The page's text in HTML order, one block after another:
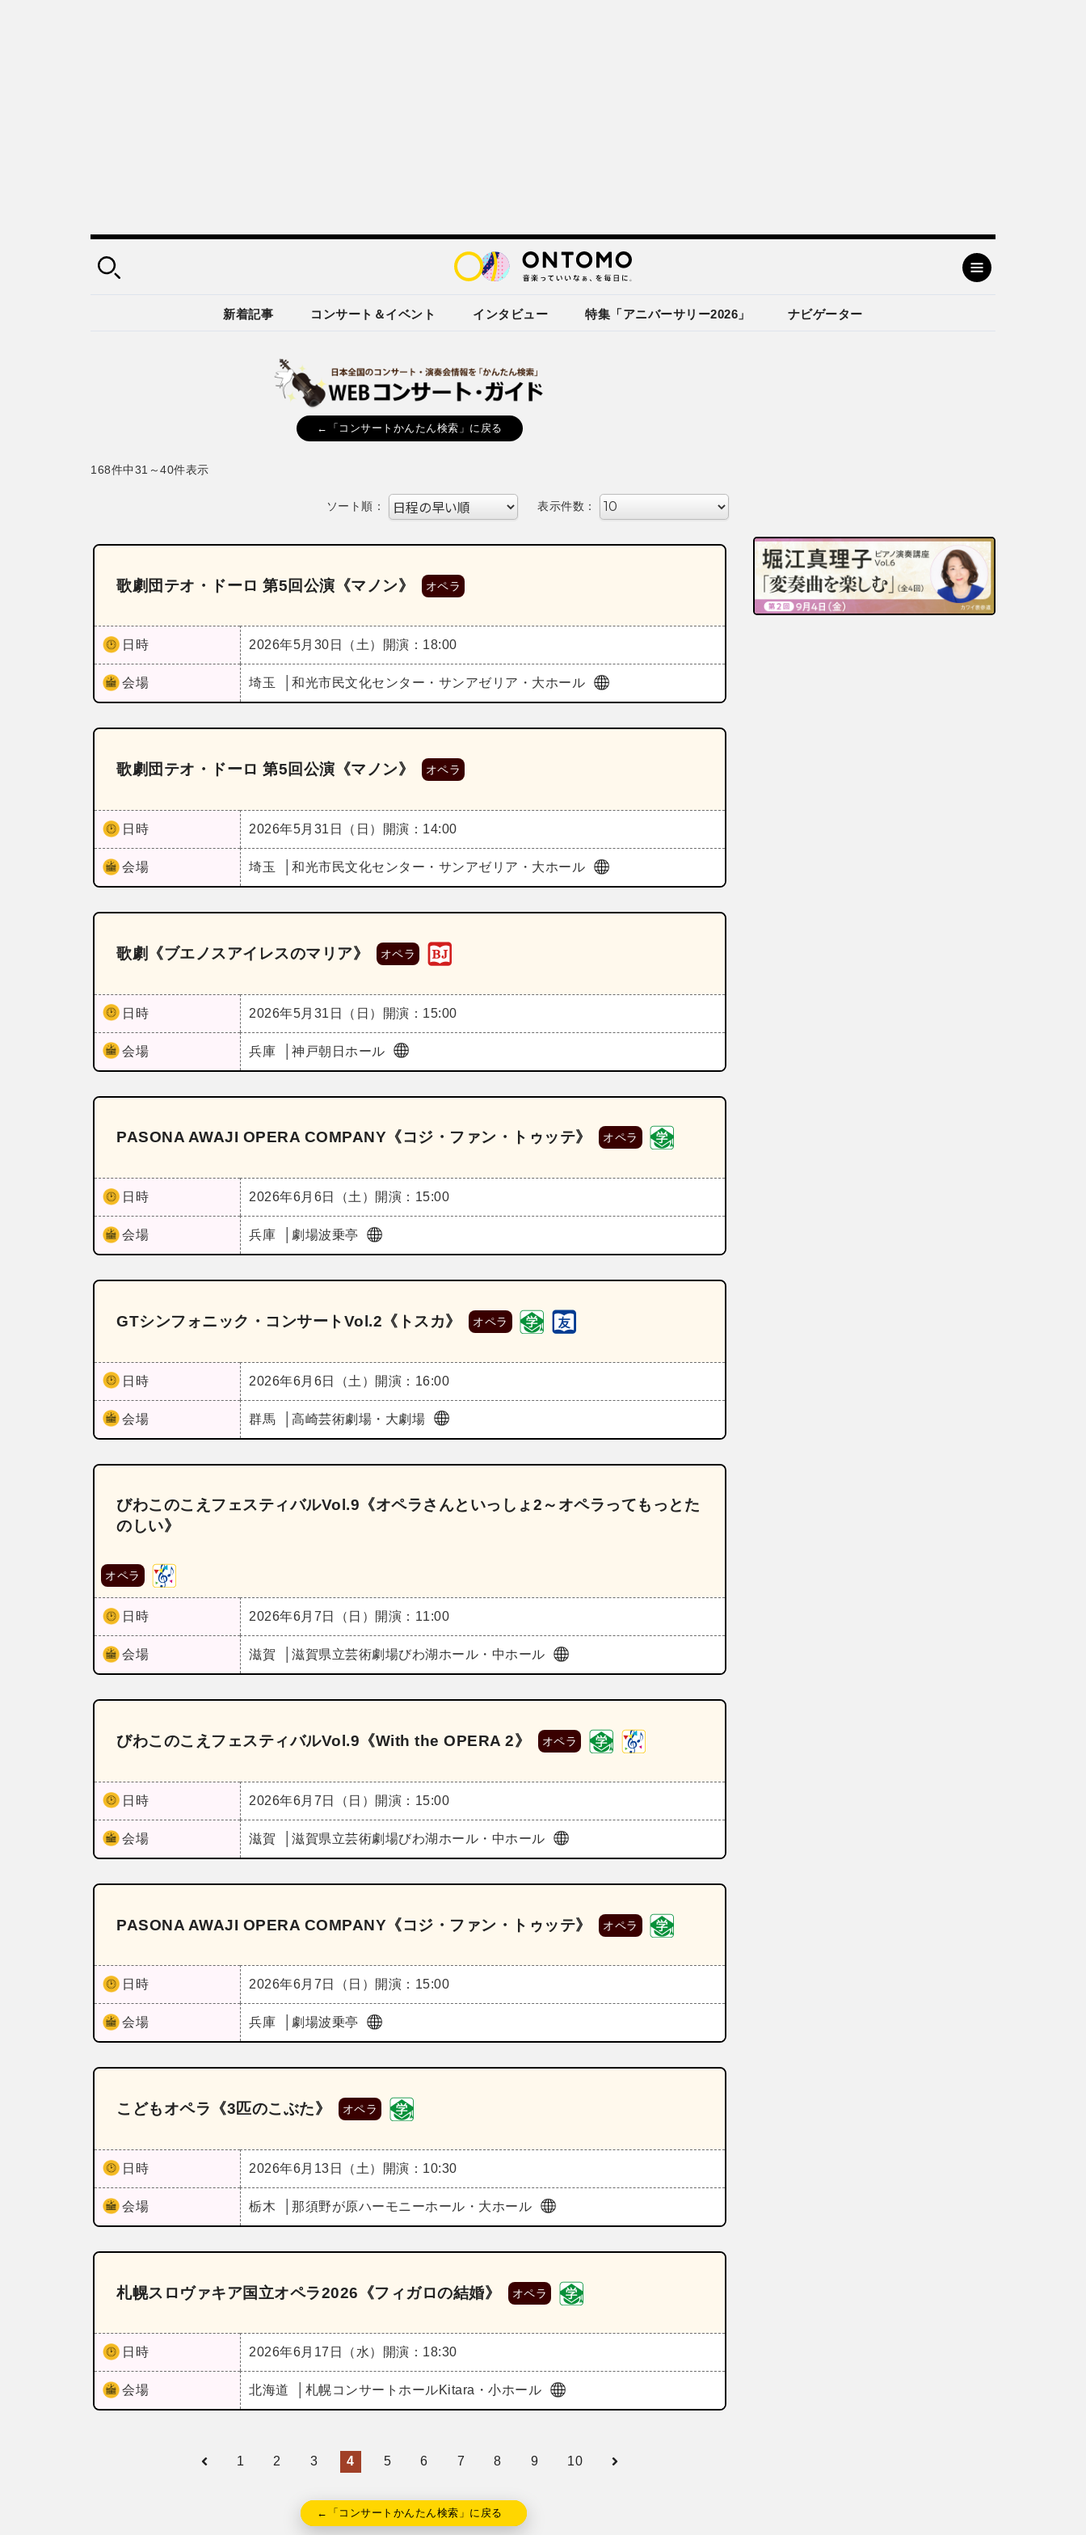
新着記事 コンサート＆イベント インタビュー 特集「アニバーサリー2026」 ナビゲーター
←「コンサートかんたん検索」に戻る
168件中31～40件表示
ソート順： 表示件数：
歌劇団テオ・ドーロ 第5回公演《マノン》 オペラ
日時 2026年5月30日（土） 開演：18:00
会場 埼玉 和光市民文化センター・サンアゼリア・大ホール
歌劇団テオ・ドーロ 第5回公演《マノン》 オペラ
日時 2026年5月31日（日） 開演：14:00
会場 埼玉 和光市民文化センター・サンアゼリア・大ホール
歌劇《ブエノスアイレスのマリア》 オペラ
日時 2026年5月31日（日） 開演：15:00
会場 兵庫 神戸朝日ホール
PASONA AWAJI OPERA COMPANY《コジ・ファン・トゥッテ》 オペラ
日時 2026年6月6日（土） 開演：15:00
会場 兵庫 劇場波乗亭
GTシンフォニック・コンサートVol.2《トスカ》 オペラ
日時 2026年6月6日（土） 開演：16:00
会場 群馬 高崎芸術劇場・大劇場
びわこのこえフェスティバルVol.9《オペラさんといっしょ2～オペラってもっとた
のしい》
オペラ
日時 2026年6月7日（日） 開演：11:00
会場 滋賀 滋賀県立芸術劇場びわ湖ホール・中ホール
びわこのこえフェスティバルVol.9《With the OPERA 2》 オペラ
日時 2026年6月7日（日） 開演：15:00
会場 滋賀 滋賀県立芸術劇場びわ湖ホール・中ホール
PASONA AWAJI OPERA COMPANY《コジ・ファン・トゥッテ》 オペラ
日時 2026年6月7日（日） 開演：15:00
会場 兵庫 劇場波乗亭
こどもオペラ《3匹のこぶた》 オペラ
日時 2026年6月13日（土） 開演：10:30
会場 栃木 那須野が原ハーモニーホール・大ホール
札幌スロヴァキア国立オペラ2026《フィガロの結婚》 オペラ
日時 2026年6月17日（水） 開演：18:30
会場 北海道 札幌コンサートホールKitara・小ホール
1 2 3 4 5 6 7 8 9 10
←「コンサートかんたん検索」に戻る